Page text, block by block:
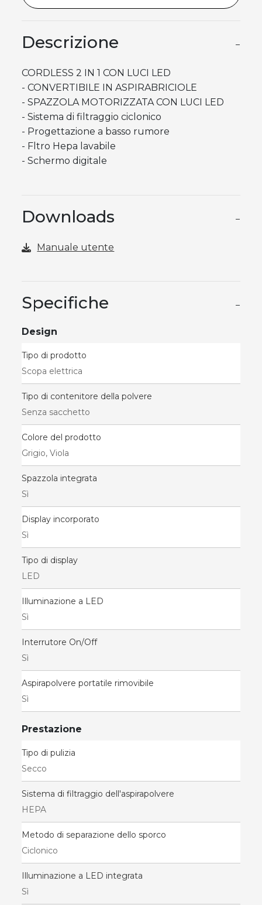
Descrizione −
CORDLESS 2 IN 1 CON LUCI LED
- CONVERTIBILE IN ASPIRABRICIOLE
- SPAZZOLA MOTORIZZATA CON LUCI LED
- Sistema di filtraggio ciclonico
- Progettazione a basso rumore
- Fltro Hepa lavabile
- Schermo digitale
Downloads −
Manuale utente
Specifiche −
Design
Tipo di prodotto
Scopa elettrica
Tipo di contenitore della polvere
Senza sacchetto
Colore del prodotto
Grigio, Viola
Spazzola integrata
Sì
Display incorporato
Sì
Tipo di display
LED
Illuminazione a LED
Sì
Interrutore On/Off
Sì
Aspirapolvere portatile rimovibile
Sì
Prestazione
Tipo di pulizia
Secco
Sistema di filtraggio dell'aspirapolvere
HEPA
Metodo di separazione dello sporco
Ciclonico
Illuminazione a LED integrata
Sì